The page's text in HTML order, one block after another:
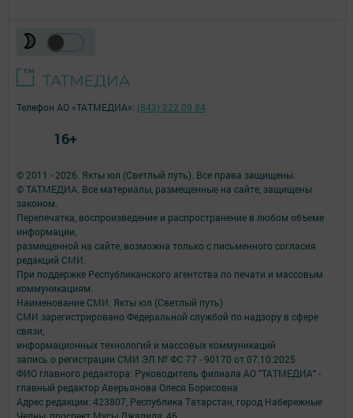
© 2011 - 2026. Якты юл (Светлый путь). Все права защищены.
© ТАТМЕДИА. Все материалы, размещенные на сайте, защищены
законом.
Перепечатка, воспроизведение и распространение в любом объеме
информации,
размещенной на сайте, возможна только с письменного согласия
редакций СМИ.
При поддержке Республиканского агентства по печати и массовым
коммуникациям.
Наименование СМИ: Якты юл (Светлый путь)
СМИ зарегистрировано Федеральной службой по надзору в сфере
связи,
информационных технологий и массовых коммуникаций
запись о регистрации СМИ ЭЛ № ФС 77 - 90170 от 07.10.2025
ФИО главного редактора: Руководитель филиала АО "ТАТМЕДИА" -
главный редактор Аверьянова Олеся Борисовна
Адрес редакции: 423807, Республика Татарстан, город Набережные
Челны, проспект Мусы Джалиля, 46
Телефон АО «ТАТМЕДИА»: (843) 222 09 84
16+